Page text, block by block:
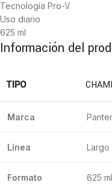
Tecnología Pro-V
Uso diario
625 ml
Información del
TIPO
Marca
Línea Largo
Formato 625 ml